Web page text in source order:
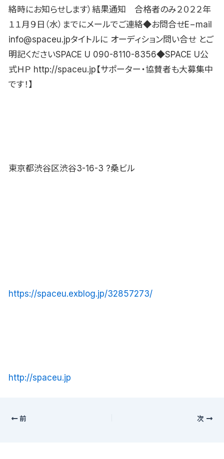
絡時にお知らせします）結果通知 合格者のみ２０２２年
１１月９日（水）までにメールでご連絡◆お問合せE−mail
info@spaceu.jpタイトルに オーディション問い合せ とご
明記くださいSPACE U 090-8110-8356◆SPACE U公
式ＨＰ http://spaceu.jp【サポーター・協賛者も大募集中
です！】
東京都渋谷区渋谷3-16-3 ?桑ビル
https://spaceu.exblog.jp/32857273/
http://spaceu.jp
前 次